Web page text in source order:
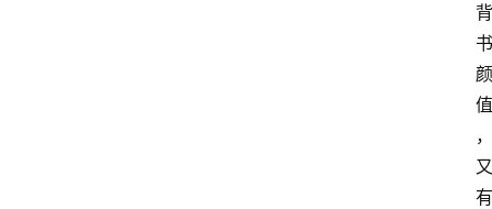
背
书
颜
值
，
又
有